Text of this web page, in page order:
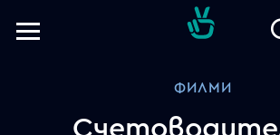
ФИЛМИ